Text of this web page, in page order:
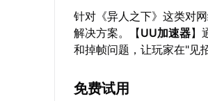
针对《异人之下》这类对
解决方案。【UU加速器】
和掉帧问题，让玩家在"见
免费试用